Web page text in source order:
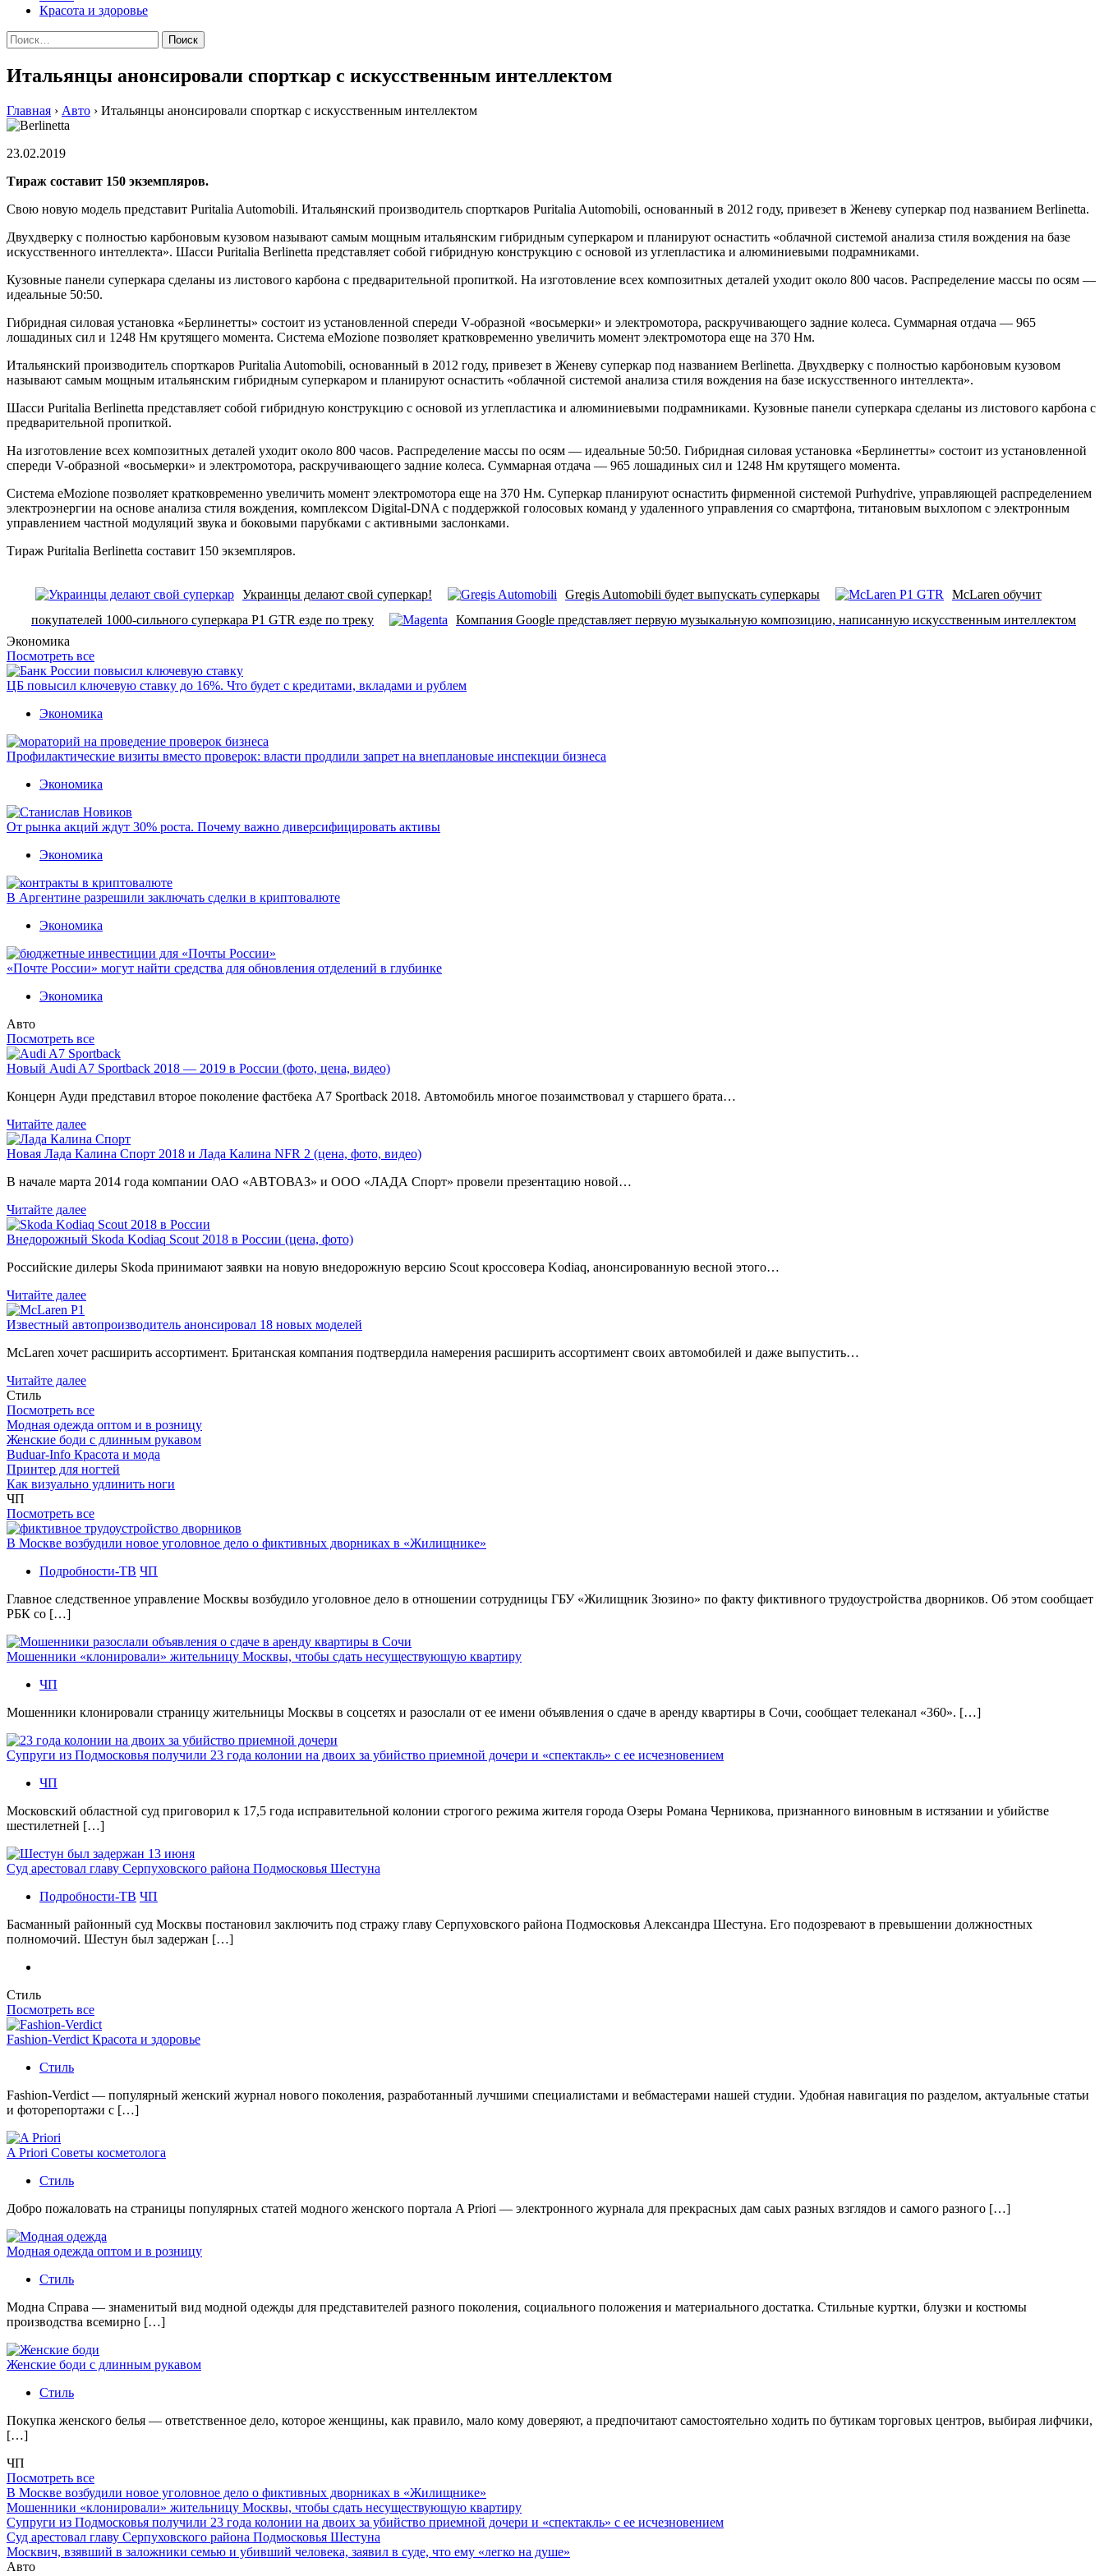
Красота и здоровье
Найти:
Итальянцы анонсировали спорткар с искусственным интеллектом
Главная › Авто › Итальянцы анонсировали спорткар с искусственным интеллектом
23.02.2019
Тираж составит 150 экземпляров.
Свою новую модель представит Puritalia Automobili. Итальянский производитель спорткаров Puritalia Automobili, основанный в 2012 году, привезет в Женеву суперкар под названием Berlinetta.
Двухдверку с полностью карбоновым кузовом называют самым мощным итальянским гибридным суперкаром и планируют оснастить «облачной системой анализа стиля вождения на базе
искусственного интеллекта». Шасси Puritalia Berlinetta представляет собой гибридную конструкцию с основой из углепластика и алюминиевыми подрамниками.
Кузовные панели суперкара сделаны из листового карбона с предварительной пропиткой. На изготовление всех композитных деталей уходит около 800 часов. Распределение массы по осям —
идеальные 50:50.
Гибридная силовая установка «Берлинетты» состоит из установленной спереди V-образной «восьмерки» и электромотора, раскручивающего задние колеса. Суммарная отдача — 965
лошадиных сил и 1248 Нм крутящего момента. Система eMozione позволяет кратковременно увеличить момент электромотора еще на 370 Нм.
Итальянский производитель спорткаров Puritalia Automobili, основанный в 2012 году, привезет в Женеву суперкар под названием Berlinetta. Двухдверку с полностью карбоновым кузовом
называют самым мощным итальянским гибридным суперкаром и планируют оснастить «облачной системой анализа стиля вождения на базе искусственного интеллекта».
Шасси Puritalia Berlinetta представляет собой гибридную конструкцию с основой из углепластика и алюминиевыми подрамниками. Кузовные панели суперкара сделаны из листового карбона с
предварительной пропиткой.
На изготовление всех композитных деталей уходит около 800 часов. Распределение массы по осям — идеальные 50:50. Гибридная силовая установка «Берлинетты» состоит из установленной
спереди V-образной «восьмерки» и электромотора, раскручивающего задние колеса. Суммарная отдача — 965 лошадиных сил и 1248 Нм крутящего момента.
Система eMozione позволяет кратковременно увеличить момент электромотора еще на 370 Нм. Суперкар планируют оснастить фирменной системой Purhydrive, управляющей распределением
электроэнергии на основе анализа стиля вождения, комплексом Digital-DNA с поддержкой голосовых команд у удаленного управления со смартфона, титановым выхлопом с электронным
управлением частной модуляций звука и боковыми парубками с активными заслонками.
Тираж Puritalia Berlinetta составит 150 экземпляров.
Украинцы делают свой суперкар! Gregis Automobili будет выпускать суперкары
McLaren обучит
покупателей 1000-сильного суперкара P1 GTR езде по треку
Компания Google представляет первую музыкальную композицию, написанную искусственным интеллектом
Экономика
Посмотреть все
ЦБ повысил ключевую ставку до 16%. Что будет с кредитами, вкладами и рублем
Экономика
Профилактические визиты вместо проверок: власти продлили запрет на внеплановые инспекции бизнеса
Экономика
От рынка акций ждут 30% роста. Почему важно диверсифицировать активы
Экономика
В Аргентине разрешили заключать сделки в криптовалюте
Экономика
«Почте России» могут найти средства для обновления отделений в глубинке
Экономика
Авто
Посмотреть все
Новый Audi A7 Sportback 2018 — 2019 в России (фото, цена, видео)
Концерн Ауди представил второе поколение фастбека A7 Sportback 2018. Автомобиль многое позаимствовал у старшего брата…
Читайте далее
Новая Лада Калина Спорт 2018 и Лада Калина NFR 2 (цена, фото, видео)
В начале марта 2014 года компании ОАО «АВТОВАЗ» и ООО «ЛАДА Спорт» провели презентацию новой…
Читайте далее
Внедорожный Skoda Kodiaq Scout 2018 в России (цена, фото)
Российские дилеры Skoda принимают заявки на новую внедорожную версию Scout кроссовера Kodiaq, анонсированную весной этого…
Читайте далее
Известный автопроизводитель анонсировал 18 новых моделей
McLaren хочет расширить ассортимент. Британская компания подтвердила намерения расширить ассортимент своих автомобилей и даже выпустить…
Читайте далее
Стиль
Посмотреть все
Модная одежда оптом и в розницу
Женские боди с длинным рукавом
Buduar-Info Красота и мода
Принтер для ногтей
Как визуально удлинить ноги
ЧП
Посмотреть все
В Москве возбудили новое уголовное дело о фиктивных дворниках в «Жилищнике»
Подробности-ТВ ЧП
Главное следственное управление Москвы возбудило уголовное дело в отношении сотрудницы ГБУ «Жилищник Зюзино» по факту фиктивного трудоустройства дворников. Об этом сообщает
РБК со […]
Мошенники «клонировали» жительницу Москвы, чтобы сдать несуществующую квартиру
ЧП
Мошенники клонировали страницу жительницы Москвы в соцсетях и разослали от ее имени объявления о сдаче в аренду квартиры в Сочи, сообщает телеканал «360». […]
Супруги из Подмосковья получили 23 года колонии на двоих за убийство приемной дочери и «спектакль» с ее исчезновением
ЧП
Московский областной суд приговорил к 17,5 года исправительной колонии строгого режима жителя города Озеры Романа Черникова, признанного виновным в истязании и убийстве
шестилетней […]
Суд арестовал главу Серпуховского района Подмосковья Шестуна
Подробности-ТВ ЧП
Басманный районный суд Москвы постановил заключить под стражу главу Серпуховского района Подмосковья Александра Шестуна. Его подозревают в превышении должностных
полномочий. Шестун был задержан […]
Стиль
Посмотреть все
Fashion-Verdict Красота и здоровье
Стиль
Fashion-Verdict — популярный женский журнал нового поколения, разработанный лучшими специалистами и вебмастерами нашей студии. Удобная навигация по разделом, актуальные статьи
и фоторепортажи с […]
A Priori Советы косметолога
Стиль
Добро пожаловать на страницы популярных статей модного женского портала A Priori — электронного журнала для прекрасных дам саых разных взглядов и самого разного […]
Модная одежда оптом и в розницу
Стиль
Модна Справа — знаменитый вид модной одежды для представителей разного поколения, социального положения и материального достатка. Стильные куртки, блузки и костюмы
производства всемирно […]
Женские боди с длинным рукавом
Стиль
Покупка женского белья — ответственное дело, которое женщины, как правило, мало кому доверяют, а предпочитают самостоятельно ходить по бутикам торговых центров, выбирая лифчики,
[…]
ЧП
Посмотреть все
В Москве возбудили новое уголовное дело о фиктивных дворниках в «Жилищнике»
Мошенники «клонировали» жительницу Москвы, чтобы сдать несуществующую квартиру
Супруги из Подмосковья получили 23 года колонии на двоих за убийство приемной дочери и «спектакль» с ее исчезновением
Суд арестовал главу Серпуховского района Подмосковья Шестуна
Москвич, взявший в заложники семью и убивший человека, заявил в суде, что ему «легко на душе»
Авто